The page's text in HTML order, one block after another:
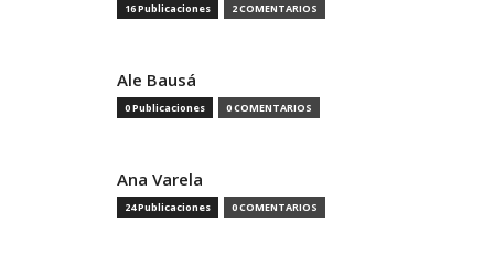
16 Publicaciones 2 COMENTARIOS
Ale Bausá
0 Publicaciones 0 COMENTARIOS
Ana Varela
24 Publicaciones 0 COMENTARIOS